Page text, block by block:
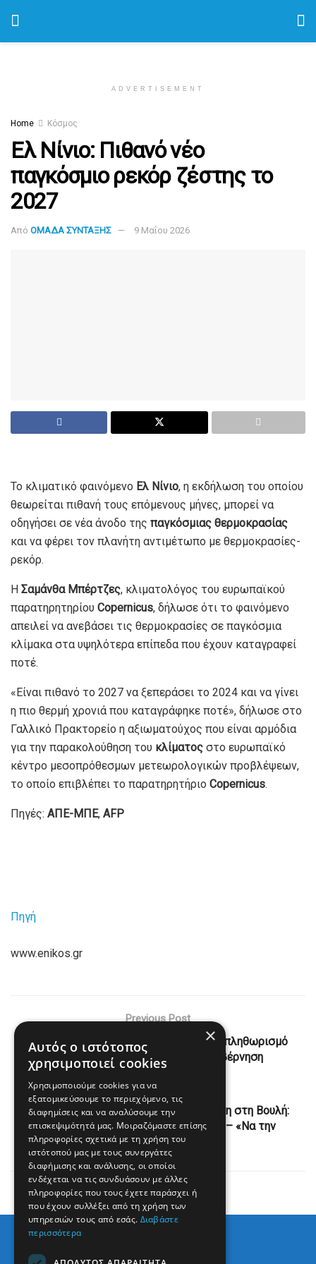
ADVERTISEMENT
Home Κόσμος
Ελ Νίνιο: Πιθανό νέο
παγκόσμιο ρεκόρ ζέστης το
2027
Από ΟΜΑΔΑ ΣΥΝΤΑΞΗΣ 9 Μαΐου 2026
Το κλιματικό φαινόμενο Ελ Νίνιο, η εκδήλωση του οποίου
θεωρείται πιθανή τους επόμενους μήνες, μπορεί να
οδηγήσει σε νέα άνοδο της παγκόσμιας θερμοκρασίας
και να φέρει τον πλανήτη αντιμέτωπο με θερμοκρασίες-
ρεκόρ.
Η Σαμάνθα Μπέρτζες, κλιματολόγος του ευρωπαϊκού
παρατηρητηρίου Copernicus, δήλωσε ότι το φαινόμενο
απειλεί να ανεβάσει τις θερμοκρασίες σε παγκόσμια
κλίμακα στα υψηλότερα επίπεδα που έχουν καταγραφεί
ποτέ.
«Είναι πιθανό το 2027 να ξεπεράσει το 2024 και να γίνει
η πιο θερμή χρονιά που καταγράφηκε ποτέ», δήλωσε στο
Γαλλικό Πρακτορείο η αξιωματούχος που είναι αρμόδια
για την παρακολούθηση του κλίματος στο ευρωπαϊκό
κέντρο μεσοπρόθεσμων μετεωρολογικών προβλέψεων,
το οποίο επιβλέπει το παρατηρητήριο Copernicus.
Πηγές: ΑΠΕ-ΜΠΕ, AFP
Πηγή
www.enikos.gr
Previous Post
ΣΥΡΙΖΑ-ΠΣ: Πρωταθλητισμός για τον πληθωρισμό
Απριλίου με «προπονητή» την κυβέρνηση
Next Post
Κόντρα Κωνσταντοπούλου – Μηταράκη στη Βουλή:
«Μαζευτείτε λίγο όλοι οι υπόδικοι» – «Να την
αποβάλετε
×
Αυτός ο ιστότοπος
χρησιμοποιεί cookies
Χρησιμοποιούμε cookies για να
εξατομικεύσουμε το περιεχόμενο, τις
διαφημίσεις και να αναλύσουμε την
επισκεψιμότητά μας. Μοιραζόμαστε επίσης
πληροφορίες σχετικά με τη χρήση του
ιστότοπού μας με τους συνεργάτες
διαφήμισης και ανάλυσης, οι οποίοι
ενδέχεται να τις συνδυάσουν με άλλες
πληροφορίες που τους έχετε παράσχει ή
που έχουν συλλέξει από τη χρήση των
υπηρεσιών τους από εσάς. Διαβάστε
περισσότερα